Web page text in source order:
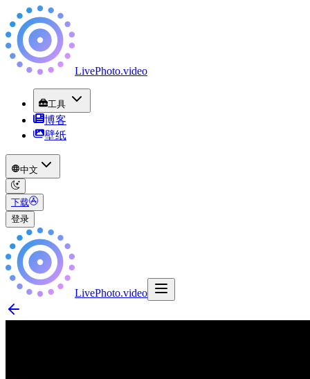
LivePhoto.video
工具
博客
壁纸
中文
下载
登录
LivePhoto.video